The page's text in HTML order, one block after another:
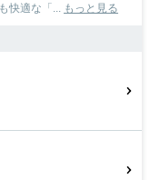
快適な「... もっと見る